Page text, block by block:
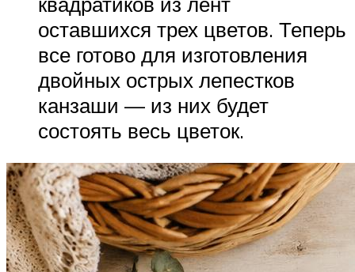
оставшихся трех цветов. Теперь
все готово для изготовления
двойных острых лепестков
канзаши — из них будет
состоять весь цветок.